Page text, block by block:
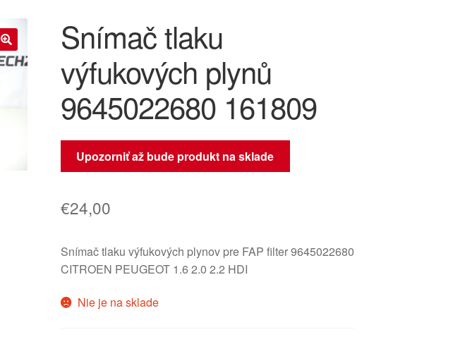
🔍
Snímač tlaku
výfukových plynů
9645022680 161809
Upozorniť až bude produkt na sklade
€24,00
Snímač tlaku výfukových plynov pre FAP filter 9645022680
CITROEN PEUGEOT 1.6 2.0 2.2 HDI
Nie je na sklade